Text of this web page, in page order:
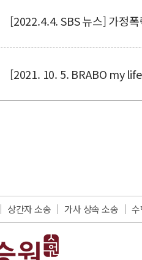
[2022.4.4. SBS 뉴스] 가정
[2021. 10. 5. BRABO my
상간자 소송 가사 상속 소송